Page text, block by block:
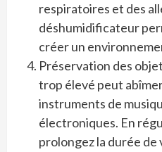
respiratoires et des
déshumidificateur
créer un
Préservation des
trop élevé peut
instruments de
électroniques. En
prolongez la durée de